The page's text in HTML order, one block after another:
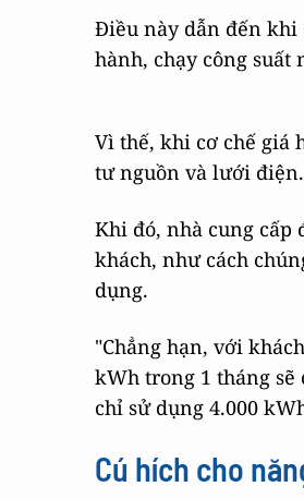
Điều này dẫn đến khi
hành, chạy công
Vì thế, khi cơ chế giá
tư nguồn và lưới điện.
Khi đó, nhà cung cấp
khách, như cách
dụng.
"Chẳng hạn, với
kWh trong 1 tháng sẽ
chỉ sử dụng 4.000
Cú hích cho